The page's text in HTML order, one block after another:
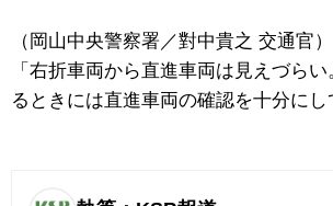
（岡山中央警察署／對中貴之 交通官）
「右折車両から直進車両は見えづら
るときには直進車両の確認を十分にし